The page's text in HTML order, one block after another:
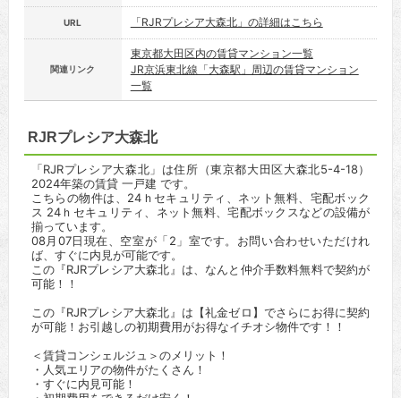
URL 「RJRプレシア大森北」の詳細はこちら
関連リンク
東京都大田区内の賃貸マンション一覧
JR京浜東北線「大森駅」周辺の賃貸マンション
一覧
RJRプレシア大森北
「RJRプレシア大森北」は住所（東京都大田区大森北5-4-18）
2024年築の賃貸 一戸建 です。
こちらの物件は、24ｈセキュリティ、ネット無料、宅配ボック
ス 24ｈセキュリティ、ネット無料、宅配ボックスなどの設備が
揃っています。
08月07日現在、空室が「2」室です。お問い合わせいただけれ
ば、すぐに内見が可能です。
この『RJRプレシア大森北』は、なんと仲介手数料無料で契約が
可能！！
この『RJRプレシア大森北』は【礼金ゼロ】でさらにお得に契約
が可能！お引越しの初期費用がお得なイチオシ物件です！！
＜賃貸コンシェルジュ＞のメリット！
・人気エリアの物件がたくさん！
・すぐに内見可能！